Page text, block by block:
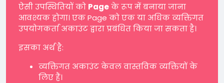
ऐसी उपस्थितियों को Pageके रूप में बनाया जाना
आवश्यक होगा। एक Page को एक या अधिक व्यक्तिगत
उपयोगकर्ता अकाउंट द्वारा प्रबंधित किया जा सकता है।
इसका अर्थ है:
व्यक्तिगत अकाउंट केवल वास्तविक व्यक्तियों के
लिए हैं।